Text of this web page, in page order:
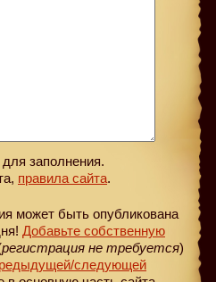
заполнения.
правила сайта.
может быть опубликована
Добавьте собственную
регистрация не требуется)
/следующей